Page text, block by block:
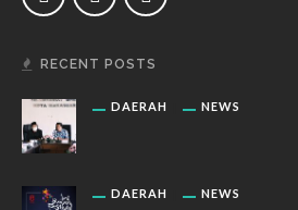
RECENT POSTS
DAERAH NEWS
DAERAH NEWS